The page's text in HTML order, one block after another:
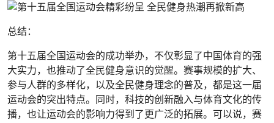
总结：
第十五届全国运动会的成功举办，不仅彰显了中国体育的强
大实力，也推动了全民健身意识的觉醒。赛事规模的扩大、
参与人群的多样化，以及全民健身理念的普及，都是这一届
运动会的突出特点。同时，科技的创新融入与体育文化的传
播，也让运动会的影响力得到了更广泛的拓展。可以说，赛